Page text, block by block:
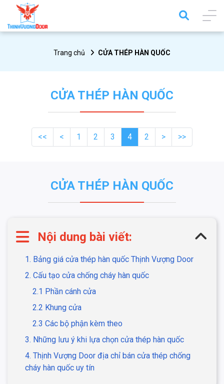
Trang chủ CỬA THÉP HÀN QUỐC
CỬA THÉP HÀN QUỐC
<< < 1 2 3 4 2 > >>
CỬA THÉP HÀN QUỐC
Nội dung bài viết:
1. Bảng giá cửa thép hàn quốc Thịnh Vượng Door
2. Cấu tạo cửa chống cháy hàn quốc
2.1 Phần cánh cửa
2.2 Khung cửa
2.3 Các bộ phận kèm theo
3. Những lưu ý khi lựa chọn cửa thép hàn quốc
4. Thịnh Vượng Door địa chỉ bán cửa thép chống
cháy hàn quốc uy tín